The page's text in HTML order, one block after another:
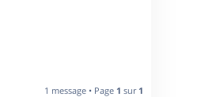
1 message • Page 1 sur 1